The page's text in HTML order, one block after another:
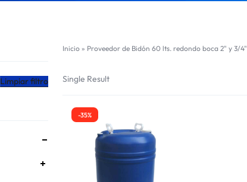
Inicio » Proveedor de Bidón 60 lts. redondo boca 2" y 3/4"
Single Result
-35%
Limpiar filtro